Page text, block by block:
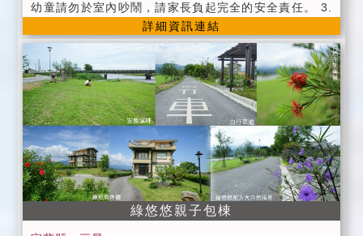
幼童請勿於室內吵鬧，請家長負起完全的安全責任。 3.
為維護住宿品質，室內請勿吸煙、請勿攜帶寵物，不便
處請見諒。 4. 夜間11:00之後，請保持輕聲細語，以免
影響其他旅客之睡眠品質。 5. 本民宿為保護旅客之隱
私，謝絕所有非住宿旅客之拜訪，不便處請見諒。 6. 取
消訂房：請於一週前告知，訂金將可保留三個月並於期
限內擇日住宿 未於期限內告知導致候補旅客之損失將
不退還訂金，不便處請見諒 7. 如住宿當天或住房前一天
取消訂房，將無法退還訂金，不便之處敬請見諒。 8. 樓
梯(小木屋)設計為無扶手，請老人家小孩多加注意自身
安全。 9. 有提供釣魚請自備釣具，和竹伐體驗，要體驗
者請向主人拿救生衣 10.池塘水深危險請有帶小孩的旅
詳細資訊連結
綠悠悠親子包棟